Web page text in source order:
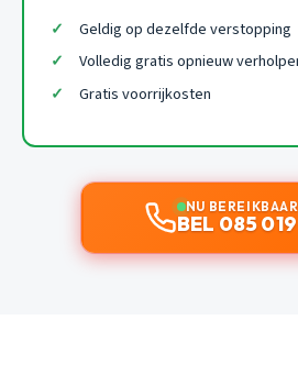
Geldig op dezelfde verstopping
Volledig gratis opnieuw
Gratis voorrijkosten
NU BEREIKBAAR
BEL 085